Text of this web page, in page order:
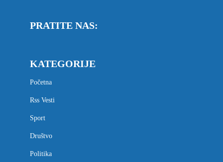
PRATITE NAS:
KATEGORIJE
Početna
Rss Vesti
Sport
Društvo
Politika